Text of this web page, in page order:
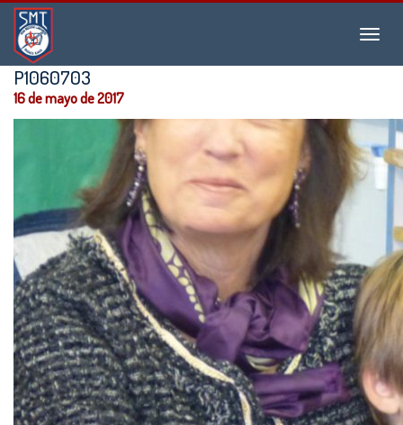
Menu
Instituto
San
Martín
de
P1060703
16 de mayo de 2017